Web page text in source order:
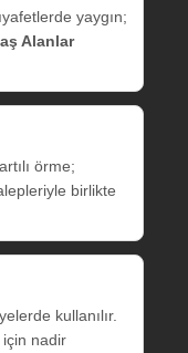
yaygın;
Alanlar
örme;
birlikte
kullanılır.
için nadir